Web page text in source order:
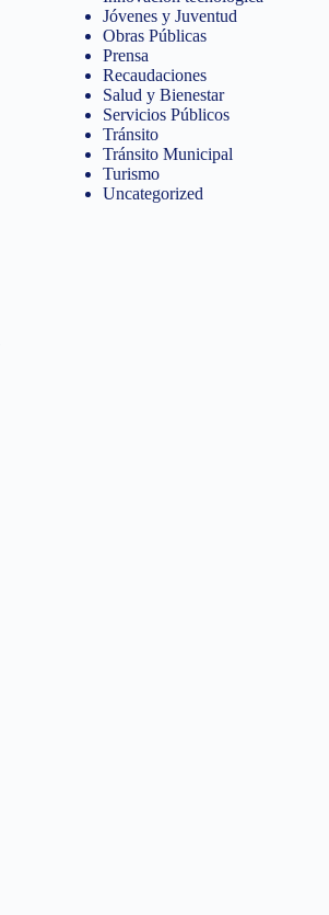
Jóvenes y Juventud
Obras Públicas
Prensa
Recaudaciones
Salud y Bienestar
Servicios Públicos
Tránsito
Tránsito Municipal
Turismo
Uncategorized